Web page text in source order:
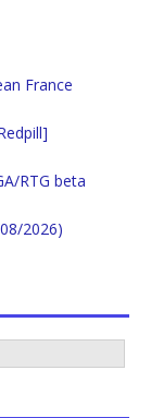
France
RTG beta
2026)